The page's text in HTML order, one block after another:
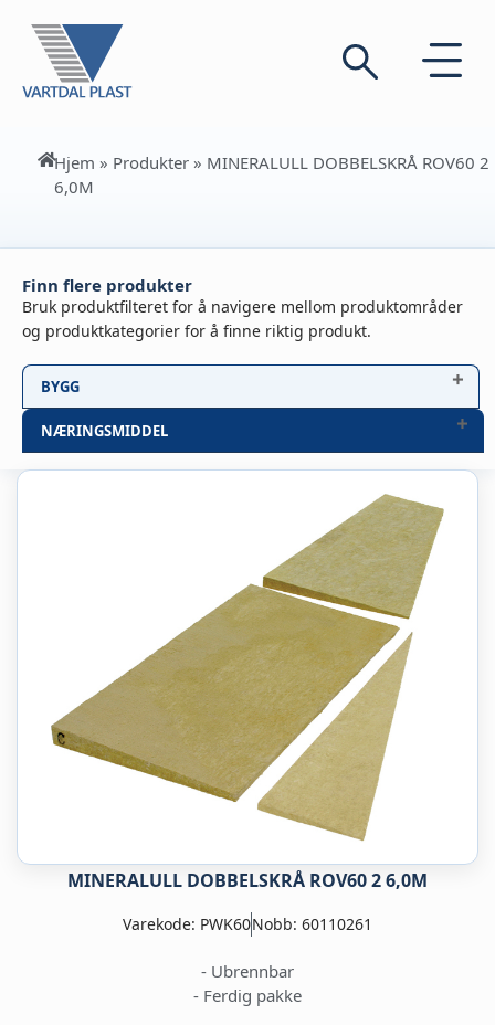
Hjem » Produkter» MINERALULL DOBBELSKRÅ ROV60 2
6,0M
Finn flere produkter
Bruk produktfilteret for å navigere mellom produktområder
og produktkategorier for å finne riktig produkt.
BYGG
NÆRINGSMIDDEL
MINERALULL DOBBELSKRÅ ROV60 2 6,0M
Varekode: PWK60Nobb: 60110261
- Ubrennbar
- Ferdig pakke